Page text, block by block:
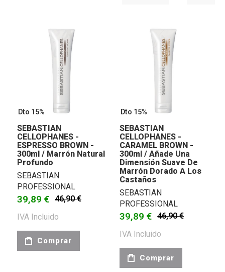
Dto 15%
SEBASTIAN
CELLOPHANES -
ESPRESSO BROWN -
300ml / Marrón Natural
Profundo
SEBASTIAN
PROFESSIONAL
39,89 € 46,90 €
IVA Incluido
Comprar
Dto 15%
SEBASTIAN
CELLOPHANES -
CARAMEL BROWN -
300ml / Añade Una
Dimensión Suave De
Marrón Dorado A Los
Castaños
SEBASTIAN
PROFESSIONAL
39,89 € 46,90 €
IVA Incluido
Comprar